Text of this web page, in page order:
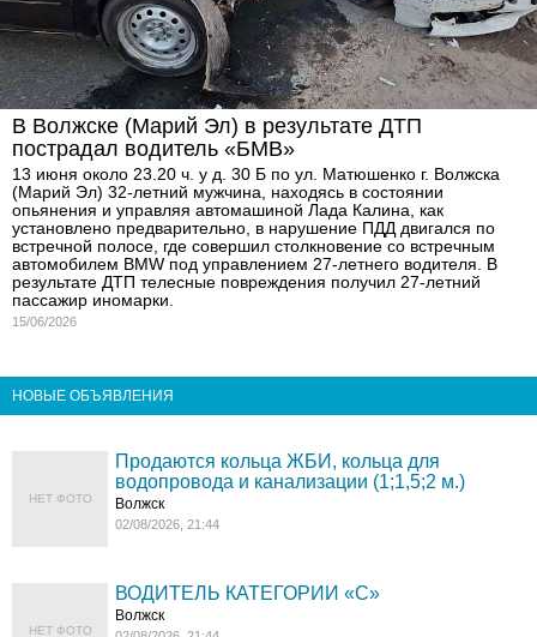
В Волжске (Марий Эл) в результате ДТП
пострадал водитель «БМВ»
13 июня около 23.20 ч. у д. 30 Б по ул. Матюшенко г. Волжска
(Марий Эл) 32-летний мужчина, находясь в состоянии
опьянения и управляя автомашиной Лада Калина, как
установлено предварительно, в нарушение ПДД двигался по
встречной полосе, где совершил столкновение со встречным
автомобилем BMW под управлением 27-летнего водителя. В
результате ДТП телесные повреждения получил 27-летний
пассажир иномарки.
15/06/2026
НОВЫЕ ОБЪЯВЛЕНИЯ
НЕТ ФОТО
Продаются кольца ЖБИ, кольца для
водопровода и канализации (1;1,5;2 м.)
Волжск
02/08/2026, 21:44
НЕТ ФОТО
ВОДИТЕЛЬ КАТЕГОРИИ «C»
Волжск